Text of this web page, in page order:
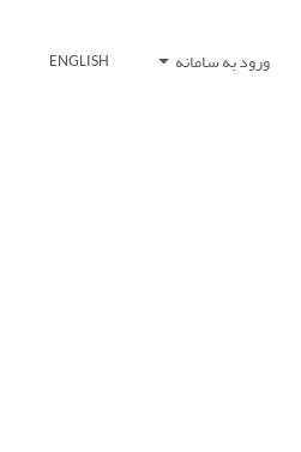
ورود به سامانه ENGLISH